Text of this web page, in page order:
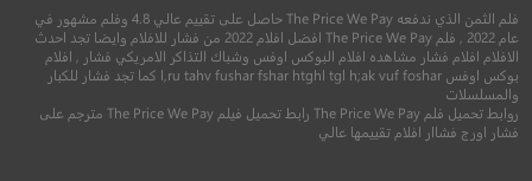
7.2
7.4
فلم الثمن الذي ندفعه The Price We Pay حاصل على تقييم عالي 4.8 وفلم مشهور في
عام 2022 , فلم The Price We Pay افضل افلام 2022 من فشار للافلام وايضا تجد احدث
الافلام افلام فشار مشاهده افلام البوكس اوفس وشباك التذاكر الامريكي فشار , افلام
بوكس اوفس l,ru tahv fushar fshar htghl tgl h;ak vuf foshar كما تجد فشار للكبار
والمسلسلات
روابط تحميل فلم The Price We Pay رابط تحميل فيلم The Price We Pay مترجم على
فشار اورج فشاار افلام تقييمها عالي